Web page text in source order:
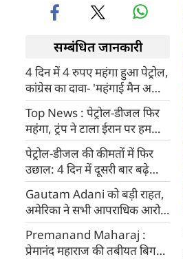
सम्बंधित जानकारी
4 दिन में 4 रुपए महंगा हुआ पेट्रोल,
कांग्रेस का दावा- 'महंगाई मैन अभी
और वसूली करेगा'
Top News : पेट्रोल-डीजल फिर
महंगा, ट्रंप ने टाला ईरान पर हमला,
सैन डिएगो मस्जिद में गोलीबारी
पेट्रोल-डीजल की कीमतों में फिर
उछाल: 4 दिन में दूसरी बार बढ़े
दाम, जानिए 4 महानगरों में क्या है
नई कीमत?
Gautam Adani को बड़ी राहत,
अमेरिका ने सभी आपराधिक आरोप
हटाए, न्यूयॉर्क का चर्चित केस खत्म
Premanand Maharaj :
प्रेमानंद महाराज की तबीयत बिगड़ी,